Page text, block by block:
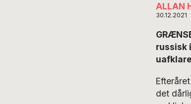
ALLAN
30.12.2021
russisk
det